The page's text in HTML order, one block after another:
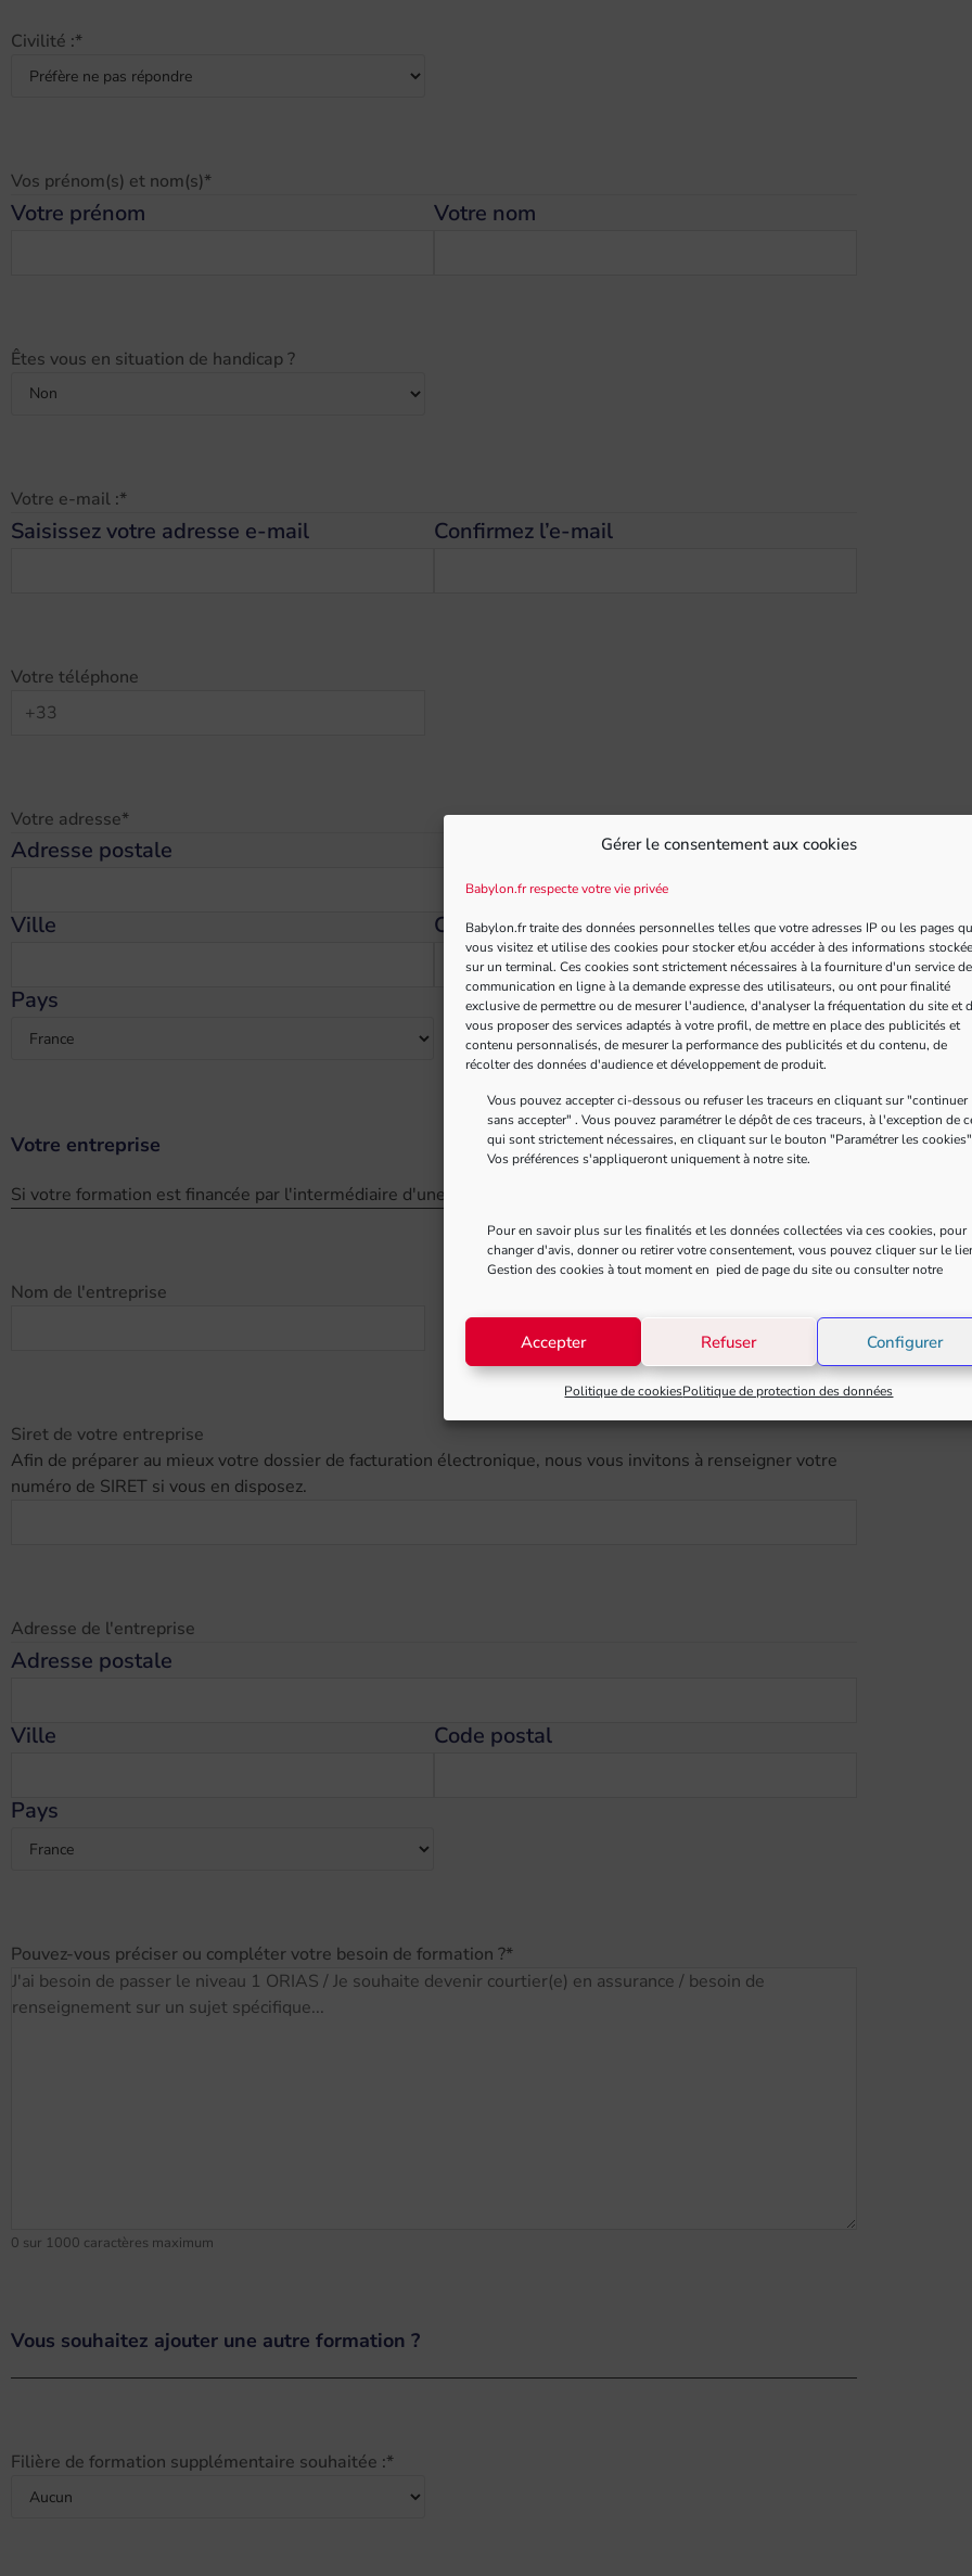
Gérer le consentement aux cookies
Babylon.fr respecte votre vie privée
Babylon.fr traite des données personnelles telles que votre adresses IP ou les pages
vous visitez et utilise des cookies pour stocker et/ou accéder à des informations
sur un terminal. Ces cookies sont strictement nécessaires à la fourniture d'un service de
communication en ligne à la demande expresse des utilisateurs, ou ont pour finalité
exclusive de permettre ou de mesurer l'audience, d'analyser la fréquentation du site et
vous proposer des services adaptés à votre profil, de mettre en place des publicités et
contenu personnalisés, de mesurer la performance des publicités et du contenu, de
récolter des données d'audience et développement de produit.
Vous pouvez accepter ci-dessous ou refuser les traceurs en cliquant sur "continuer
sans accepter" . Vous pouvez paramétrer le dépôt de ces traceurs, à l'exception de
qui sont strictement nécessaires, en cliquant sur le bouton "Paramétrer les
Vos préférences s'appliqueront uniquement à notre site.
Pour en savoir plus sur les finalités et les données collectées via ces cookies, pour
changer d'avis, donner ou retirer votre consentement, vous pouvez cliquer sur le
Gestion des cookies à tout moment en pied de page du site ou consulter notre
Accepter Refuser Configurer
Politique de cookiesPolitique de protection des données
Civilité :*
Vos prénom(s) et nom(s)*
Votre prénom Votre nom
Êtes vous en situation de handicap ?
Votre e-mail :*
Saisissez votre adresse e-mail Confirmez l’e-mail
Votre téléphone
Votre adresse*
Adresse postale
Ville Code postal
Pays
Votre entreprise
Si votre formation est financée par l'intermédiaire d'une société.
Nom de l'entreprise
Siret de votre entreprise
Afin de préparer au mieux votre dossier de facturation électronique, nous vous invitons à renseigner votre
numéro de SIRET si vous en disposez.
Adresse de l'entreprise
Adresse postale
Ville Code postal
Pays
Pouvez-vous préciser ou compléter votre besoin de formation ?*
0 sur 1000 caractères maximum
Vous souhaitez ajouter une autre formation ?
Filière de formation supplémentaire souhaitée :*